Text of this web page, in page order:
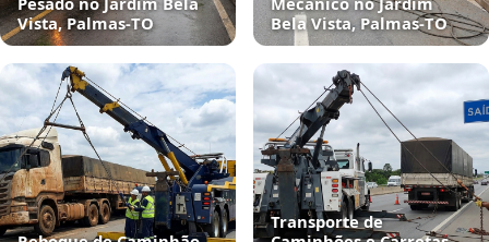
Vista, Palmas‑TO
Bela Vista, Palmas‑TO
Transporte de